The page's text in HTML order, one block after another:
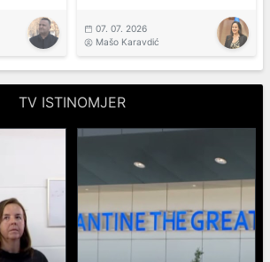
07. 07. 2026
Mašo Karavdić
TV ISTINOMJER